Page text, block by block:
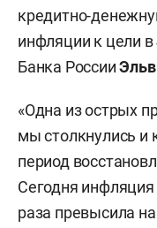
кредитно-
инфляции к цели в
Банка России
«Одна из острых
мы столкнулись и
период
Сегодня инфляция
раза превысила